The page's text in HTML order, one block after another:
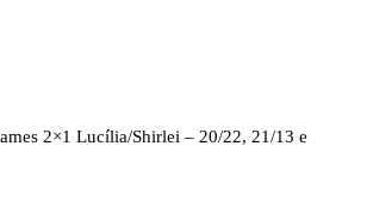
2×1 Lucília/Shirlei – 20/22, 21/13 e